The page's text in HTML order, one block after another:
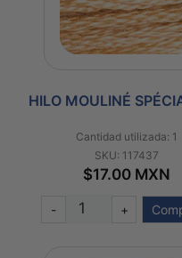
HILO MOULINÉ
Cantidad utilizada: 1
SKU: 117437
$17.00 MXN
- +